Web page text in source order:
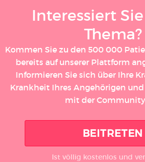
Interessiert
Thema?
Kommen Sie zu den 500 000
bereits auf unserer Plattform
Informieren Sie sich über Ihre
Krankheit Ihres Angehörigen
mit der
BEITRETEN
Ist völlig kostenlos und